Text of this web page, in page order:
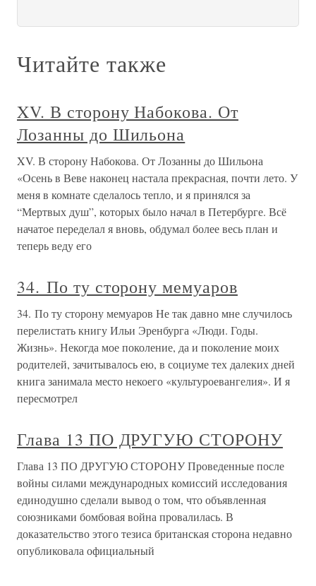
Читайте также
XV. В сторону Набокова. От
Лозанны до Шильона
XV. В сторону Набокова. От Лозанны до Шильона
«Осень в Веве наконец настала прекрасная, почти лето. У
меня в комнате сделалось тепло, и я принялся за
“Мертвых душ”, которых было начал в Петербурге. Всё
начатое переделал я вновь, обдумал более весь план и
теперь веду его
34. По ту сторону мемуаров
34. По ту сторону мемуаров Не так давно мне случилось
перелистать книгу Ильи Эренбурга «Люди. Годы.
Жизнь». Некогда мое поколение, да и поколение моих
родителей, зачитывалось ею, в социуме тех далеких дней
книга занимала место некоего «культуроевангелия». И я
пересмотрел
Глава 13 ПО ДРУГУЮ СТОРОНУ
Глава 13 ПО ДРУГУЮ СТОРОНУ Проведенные после
войны силами международных комиссий исследования
единодушно сделали вывод о том, что объявленная
союзниками бомбовая война провалилась. В
доказательство этого тезиса британская сторона недавно
опубликовала официальный